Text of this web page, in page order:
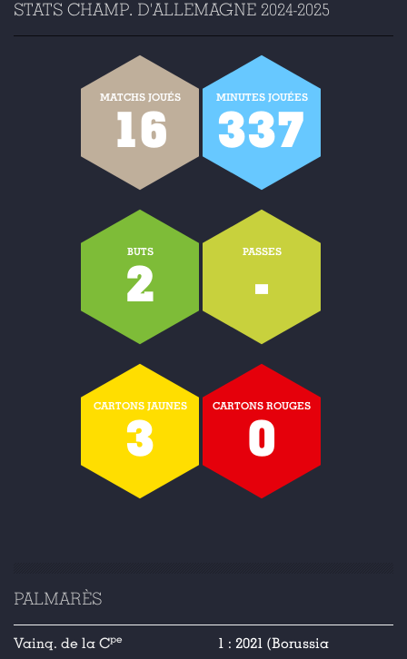
STATS CHAMP. D'ALLEMAGNE 2024-2025
MATCHS JOUÉS
16
MINUTES JOUÉES
337
BUTS
2
PASSES
-
CARTONS JAUNES
3
CARTONS ROUGES
0
PALMARÈS
Vainq. de la Cpe
1 : 2021 (Borussia